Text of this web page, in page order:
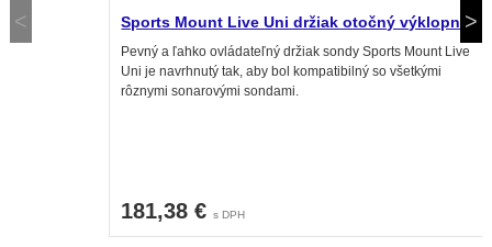
Sports Mount Live Uni držiak otočný výklopný
Pevný a ľahko ovládateľný držiak sondy Sports Mount Live
Uni je navrhnutý tak, aby bol kompatibilný so všetkými
rôznymi sonarovými sondami.
181,38 € s DPH